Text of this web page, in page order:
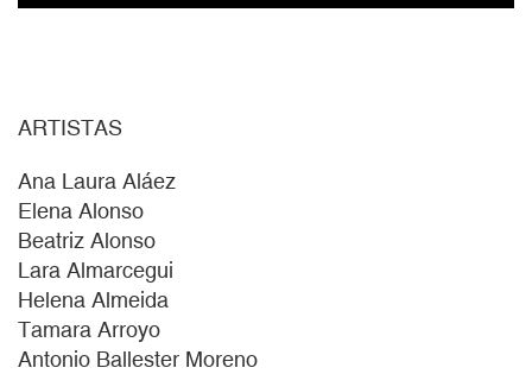
ARTISTAS
Ana Laura Aláez
Elena Alonso
Beatriz Alonso
Lara Almarcegui
Helena Almeida
Tamara Arroyo
Antonio Ballester Moreno